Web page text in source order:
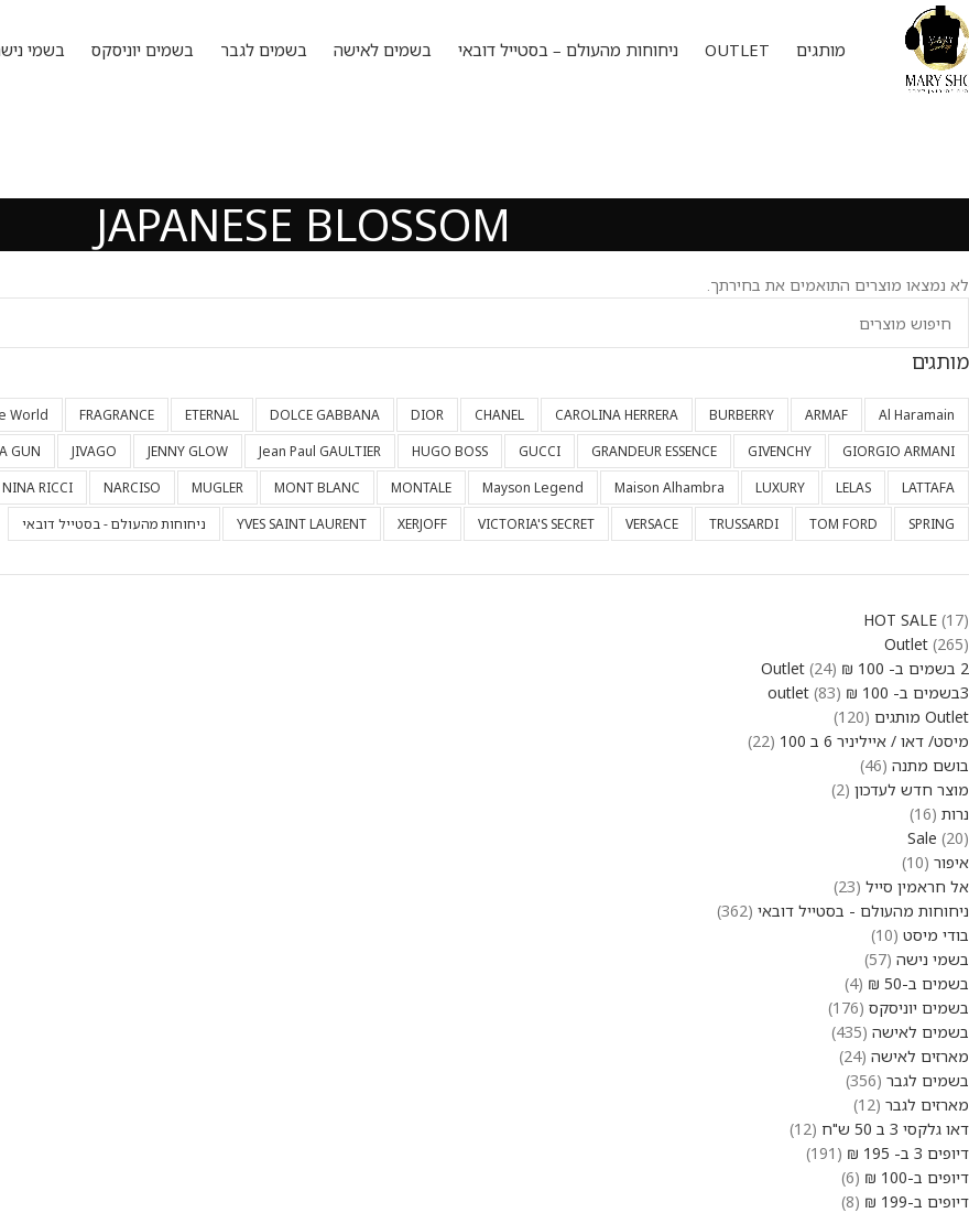
מותגים OUTLET ניחוחות מהעולם – בסטייל דובאי בשמים לאישה בשמים לגבר בשמים יוניסקס בשמי
JAPANESE BLOSSOM
לא נמצאו מוצרים התואמים את בחירתך.
מותגים
Al Haramain
ARMAF
BURBERRY
CAROLINA HERRERA
CHANEL
DIOR
DOLCE GABBANA
ETERNAL
FRAGRANCE
World
GIORGIO ARMANI
GIVENCHY
GRANDEUR ESSENCE
GUCCI
HUGO BOSS
Jean Paul GAULTIER
JENNY GLOW
JIVAGO
GUN
LATTAFA
LELAS
LUXURY
Maison Alhambra
Mayson Legend
MONTALE
MONT BLANC
MUGLER
NARCISO
NINA RICCI
SPRING
TOM FORD
TRUSSARDI
VERSACE
VICTORIA'S SECRET
XERJOFF
YVES SAINT LAURENT ניחוחות מהעולם - בסטייל דובאי
HOT SALE 17
Outlet 265
2 בשמים ב- 100 ₪ Outlet
24
3בשמים ב- 100 ₪ outlet
83
Outlet מותגים
120
מיסט/ דאו / אייליניר 6 ב 100
22
בושם מתנה 46
מוצר חדש לעדכון 2
נרות 16
Sale 20
איפור 10
אל חראמין סייל 23
ניחוחות מהעולם - בסטייל דובאי 362
בודי מיסט 10
בשמי נישה 57
בשמים ב-50 ₪
4
בשמים יוניסקס 176
בשמים לאישה 435
מארזים לאישה 24
בשמים לגבר 356
מארזים לגבר 12
דאו גלקסי 3 ב 50 ש"ח
12
דיופים 3 ב- 195 ₪
191
דיופים ב-100 ₪
6
דיופים ב-199 ₪
8